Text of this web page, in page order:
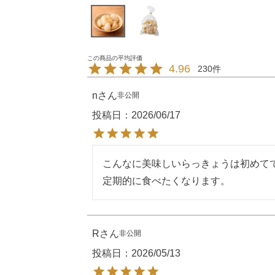
4.96 230
n 非公開
投稿日 2026/06/17
こんなに美味しいらっきょうは初めて
定期的に食べたくなります。
R 非公開
投稿日 2026/05/13